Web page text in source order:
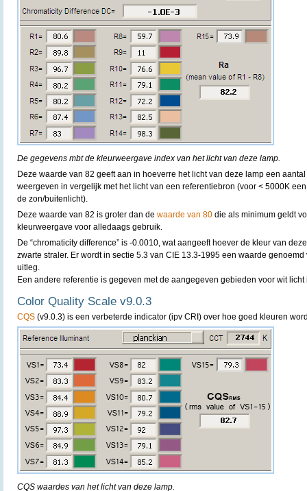
De gegevens mbt de kleurweergave index van het licht van deze lamp.
Deze waarde van 82 geeft aan in hoeverre het licht van deze lamp een
weergeven in vergelijk met het licht van een referentiebron (voor < 5000K
de zon/buitenlicht).
Deze waarde van 82 is groter dan de waarde van 80 die als minimum geldt
kleurweergave voor alledaags gebruik.
De “chromaticity difference” is -0.0010, wat aangeeft hoever de kleur van
zwarte straler. Er wordt in sectie 5.3 van CIE 13.3-1995 een waarde
uitleg.
Een andere referentie is gegeven met de aangegeven gebieden voor wit
Color Quality Scale v9.0.3
CQS (v9.0.3) is een verbeterde indicator (ipv CRI) over hoe goed kleuren
CQS waardes van het licht van deze lamp.